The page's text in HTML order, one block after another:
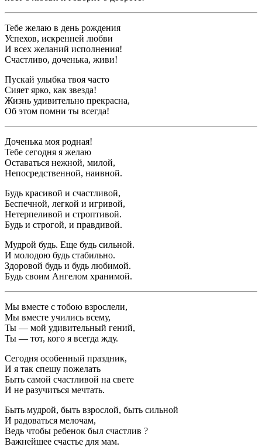
Тебе желаю в день рождения
Успехов, искренней любви
И всех желаний исполнения!
Счастливо, доченька, живи!
Пускай улыбка твоя часто
Сияет ярко, как звезда!
Жизнь удивительно прекрасна,
Об этом помни ты всегда!
Доченька моя родная!
Тебе сегодня я желаю
Оставаться нежной, милой,
Непосредственной, наивной.
Будь красивой и счастливой,
Беспечной, легкой и игривой,
Нетерпеливой и строптивой.
Будь и строгой, и правдивой.
Мудрой будь. Еще будь сильной.
И молодою будь стабильно.
Здоровой будь и будь любимой.
Будь своим Ангелом хранимой.
Мы вместе с тобою взрослели,
Мы вместе учились всему,
Ты — мой удивительный гений,
Ты — тот, кого я всегда жду.
Сегодня особенный праздник,
И я так спешу пожелать
Быть самой счастливой на свете
И не разучиться мечтать.
Быть мудрой, быть взрослой, быть сильной
И радоваться мелочам,
Ведь чтобы ребенок был счастлив ?
Важнейшее счастье для мам.